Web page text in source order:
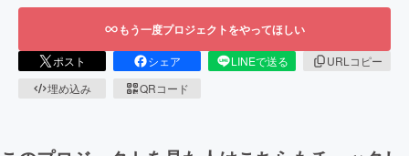
もう一度プロジェクトをやってほしい
ポスト シェア LINEで送る
URLコピー
埋め込み
QRコード